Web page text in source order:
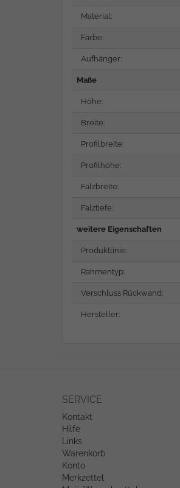
Material:
Farbe:
Aufhänger:
Maße
Höhe:
Breite:
Profilbreite:
Profilhöhe:
Falzbreite:
Falztiefe:
weitere Eigenschaften
Produktlinie:
Rahmentyp:
Verschluss Rückwand:
Hersteller:
SERVICE
Kontakt
Hilfe
Links
Warenkorb
Konto
Merkzettel